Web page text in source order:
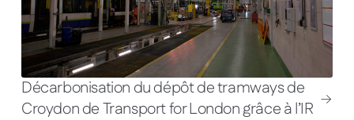
Décarbonisation du dépôt de tramways de
Croydon de Transport for London grâce à l’IR